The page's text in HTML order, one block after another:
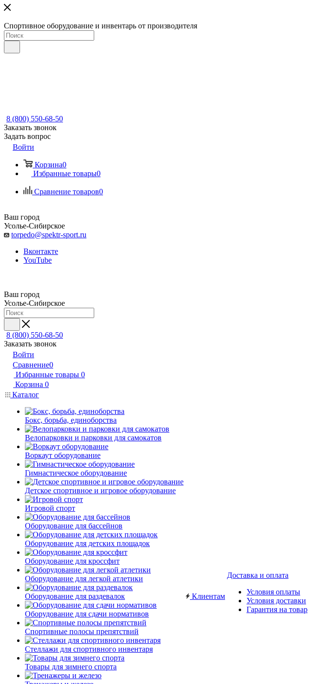
Спортивное оборудование и инвентарь от производителя
8 (800) 550-68-50
Заказать звонок
Задать вопрос
Войти
Корзина0
Избранные товары0
Сравнение товаров0
Ваш город
Усолье-Сибирское
torpedo@spektr-sport.ru
Вконтакте
YouTube
Ваш город
Усолье-Сибирское
8 (800) 550-68-50
Заказать звонок
Войти
Сравнение0
Избранные товары 0
Корзина 0
Каталог
Бокс, борьба, единоборства
Велопарковки и парковки для самокатов
Воркаут оборудование
Гимнастическое оборудование
Детское спортивное и игровое оборудование
Игровой спорт
Оборудование для бассейнов
Оборудование для детских площадок
Оборудование для кроссфит
Оборудование для легкой атлетики
Оборудование для раздевалок
Оборудование для сдачи нормативов
Спортивные полосы препятствий
Стеллажи для спортивного инвентаря
Товары для зимнего спорта
Клиентам
Доставка и оплата
Условия оплаты
Условия доставки
Гарантия на товар